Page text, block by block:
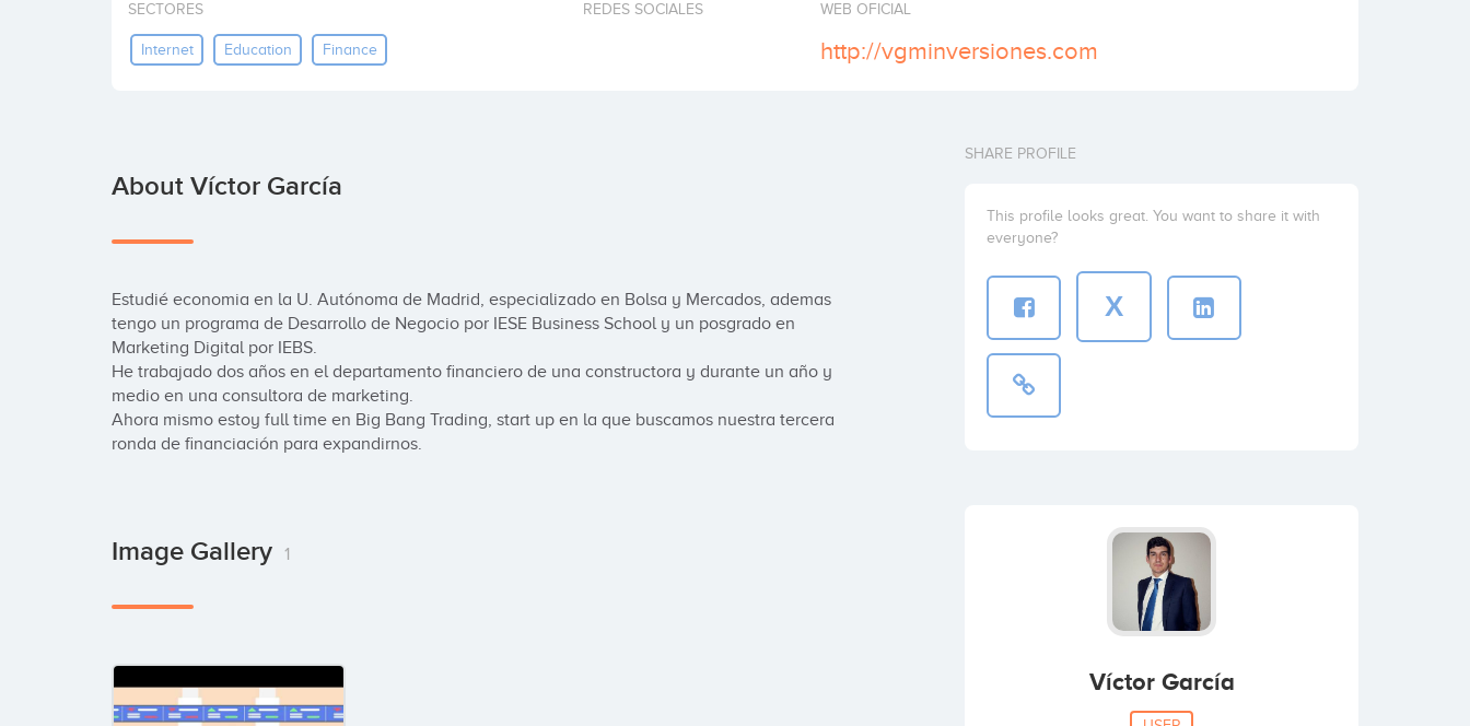
SECTORES
Internet Education Finance
REDES SOCIALES WEB OFICIAL
http://vgminversiones.com
About Víctor García
Estudié economia en la U. Autónoma de Madrid, especializado en Bolsa y Mercados, ademas
tengo un programa de Desarrollo de Negocio por IESE Business School y un posgrado en
Marketing Digital por IEBS.
He trabajado dos años en el departamento financiero de una constructora y durante un año y
medio en una consultora de marketing.
Ahora mismo estoy full time en Big Bang Trading, start up en la que buscamos nuestra tercera
ronda de financiación para expandirnos.
Image Gallery 1
SHARE PROFILE
This profile looks great. You want to share it with
everyone?
X
Víctor García